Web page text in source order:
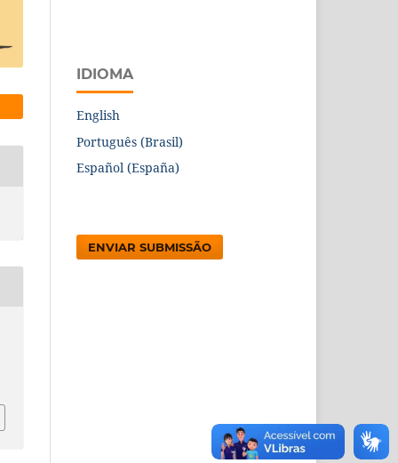
IDIOMA
English
Português (Brasil)
Español (España)
ENVIAR SUBMISSÃO